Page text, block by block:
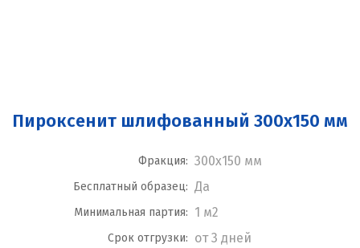
Пироксенит шлифованный 300x150 мм
Фракция: 300x150 мм
Бесплатный образец: Да
Минимальная партия: 1 м2
Срок отгрузки: от 3 дней